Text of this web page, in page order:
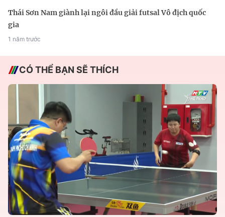
Thái Sơn Nam giành lại ngôi đầu giải futsal Vô địch quốc
gia
1 năm trước
CÓ THỂ BẠN SẼ THÍCH